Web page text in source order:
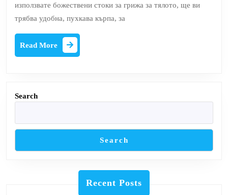
закупуване
използвате божествени стоки за грижа за тялото, ще ви
трябва удобна, пухкава кърпа, за
Read More
More
Search
Search
Recent Posts